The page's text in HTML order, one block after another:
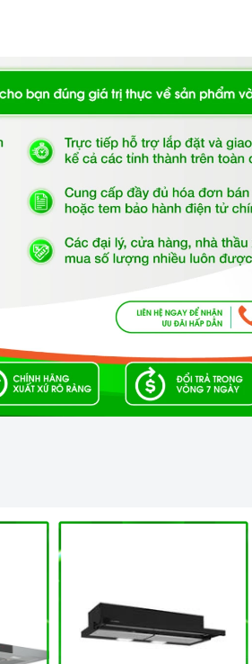
mặt kính.
nguồn gốc, xuất
hãng, hậu mãi
kỳ khó khăn nào